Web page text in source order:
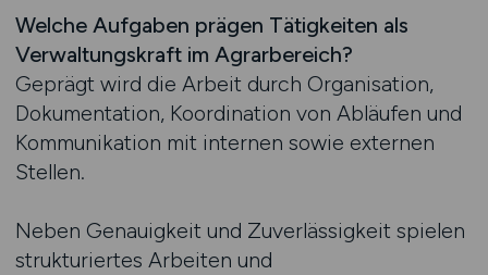
Welche Aufgaben prägen Tätigkeiten als
Verwaltungskraft im Agrarbereich?
Geprägt wird die Arbeit durch Organisation,
Dokumentation, Koordination von Abläufen und
Kommunikation mit internen sowie externen
Stellen.
Neben Genauigkeit und Zuverlässigkeit spielen
strukturiertes Arbeiten und